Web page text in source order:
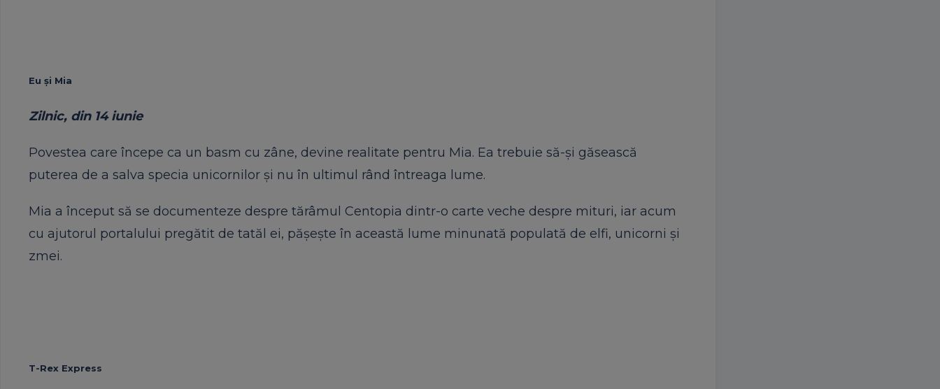
Eu şi Mia
Zilnic, din 14 iunie
Povestea care începe ca un basm cu zâne, devine realitate pentru Mia. Ea trebuie să-și găsească
puterea de a salva specia unicornilor şi nu în ultimul rând întreaga lume.
Mia a început să se documenteze despre tărâmul Centopia dintr-o carte veche despre mituri, iar acum
cu ajutorul portalului pregătit de tatăl ei, pășește în această lume minunată populată de elfi, unicorni şi
zmei.
T-Rex Express